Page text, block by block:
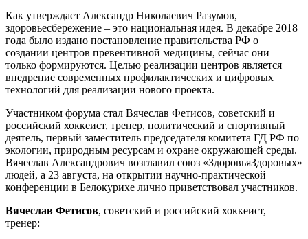
Как утверждает Александр Николаевич Разумов,
здоровьесбережение – это национальная идея. В декабре 2018
года было издано постановление правительства РФ о
создании центров превентивной медицины, сейчас они
только формируются. Целью реализации центров является
внедрение современных профилактических и цифровых
технологий для реализации нового проекта.
Участником форума стал Вячеслав Фетисов, советский и
российский хоккеист, тренер, политический и спортивный
деятель, первый заместитель председателя комитета ГД РФ по
экологии, природным ресурсам и охране окружающей среды.
Вячеслав Александрович возглавил союз «ЗдоровьяЗдоровых»
людей, а 23 августа, на открытии научно-практической
конференции в Белокурихе лично приветствовал участников.
Вячеслав Фетисов, советский и российский хоккеист,
тренер: